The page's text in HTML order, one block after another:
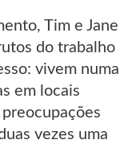
Tim e Jane
do trabalho
vivem numa
em locais
vezes uma